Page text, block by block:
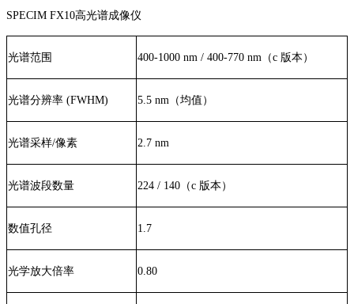
SPECIM FX10高光谱成像仪
光谱范围 400-1000 nm / 400-770 nm（c 版本）
光谱分辨率 (FWHM) 5.5 nm（均值）
光谱采样/像素 2.7 nm
光谱波段数量 224 / 140（c 版本）
数值孔径 1.7
光学放大倍率 0.80